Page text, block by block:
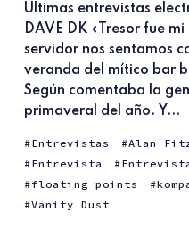
Últimas entrevistas electrónicas
DAVE DK «Tresor fue mi primer amor» Dave DK y
servidor nos sentamos
veranda del mítico bar
Según comentaba la
primaveral del año. Y...
Entrevistas Alan
Entrevista
floating points
Vanity Dust